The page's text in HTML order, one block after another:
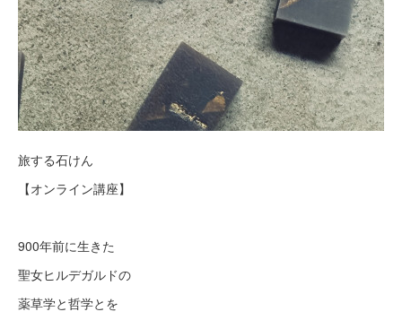
旅する石けん
【オンライン講座】
900年前に生きた
聖女ヒルデガルドの
薬草学と哲学とを